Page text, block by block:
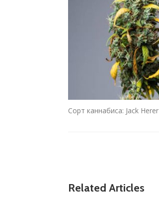
Сорт каннабиса: Jack Herer
Related Articles